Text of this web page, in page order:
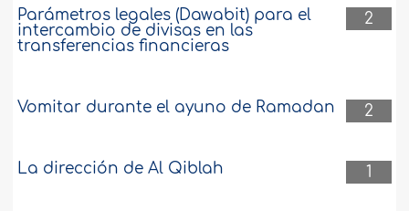
2
Parámetros legales (Dawabit) para el
intercambio de divisas en las
transferencias financieras
2
Vomitar durante el ayuno de Ramadan
1
La dirección de Al Qiblah